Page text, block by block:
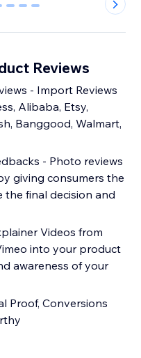
6 7 8
Reviews
- Import Reviews
Alibaba, Etsy,
Banggood, Walmart,
- Photo reviews
giving consumers the
final decision and
Videos from
into your product
awareness of your
Proof, Conversions